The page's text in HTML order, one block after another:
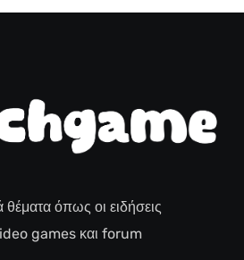
όπως οι ειδήσεις
games και forum